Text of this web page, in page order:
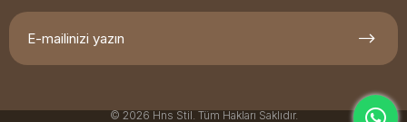
© 2026 Hns Stil. Tüm Hakları Saklıdır.